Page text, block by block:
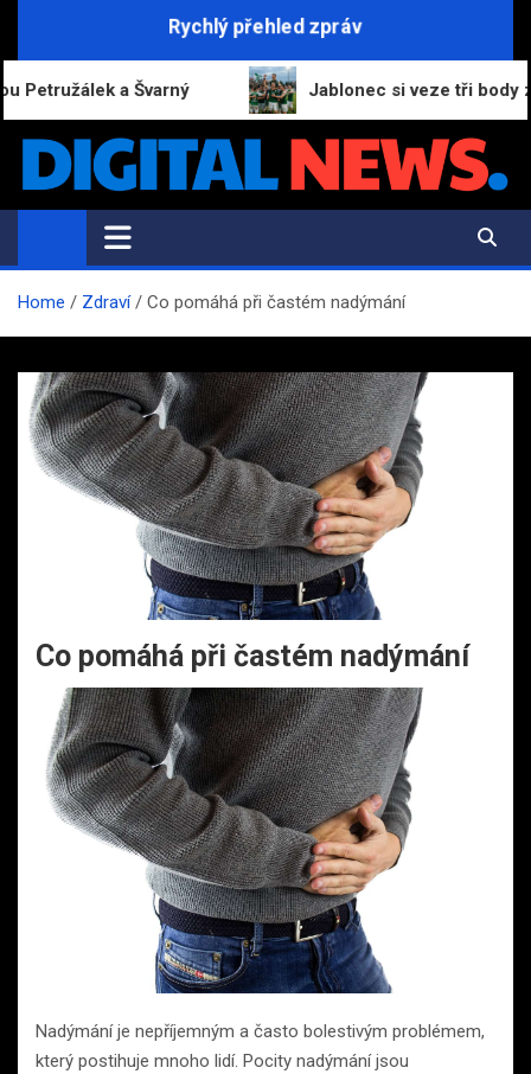
Rychlý přehled zpráv
a Švarný Jablonec si veze tři body za
Digital-News.cz
Informační a zpravodajský portál
Home Zdraví Co pomáhá při častém nadýmání
Co pomáhá při častém nadýmání
Nadýmání je nepříjemným a často bolestivým problémem,
který postihuje mnoho lidí. Pocity nadýmání jsou